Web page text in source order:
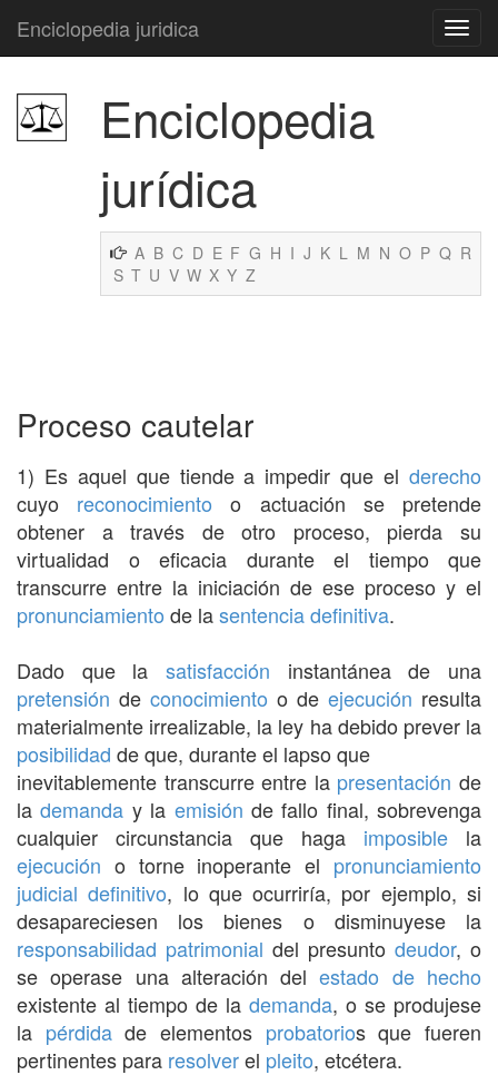
Enciclopedia juridica
Enciclopedia
jurídica
A B C D E F G H I J K L M N O P Q R
S T U V W X Y Z
Proceso cautelar
1) Es aquel que tiende a impedir que el derecho
cuyo reconocimiento o actuación se pretende
obtener a través de otro proceso, pierda su
virtualidad o eficacia durante el tiempo que
transcurre entre la iniciación de ese proceso y el
pronunciamiento de lasentencia definitiva.
Dado que la satisfacción instantánea de una
pretensión de conocimiento o de ejecución resulta
materialmente irrealizable, la ley ha debido prever la
posibilidad de que, durante el lapso que
inevitablemente transcurre entre la presentación de
lademanda y la emisión de fallo final, sobrevenga
cualquier circunstancia que haga imposible la
ejecución o torne inoperante el pronunciamiento
judicial definitivo, lo que ocurriría, por ejemplo, si
desapareciesen los bienes o disminuyese la
responsabilidad patrimonial del presunto deudor, o
se operase una alteración delestado de hecho
existente al tiempo de la demanda, o se produjese
la pérdidade elementos probatorios que fueren
pertinentes para resolverel pleito, etcétera.